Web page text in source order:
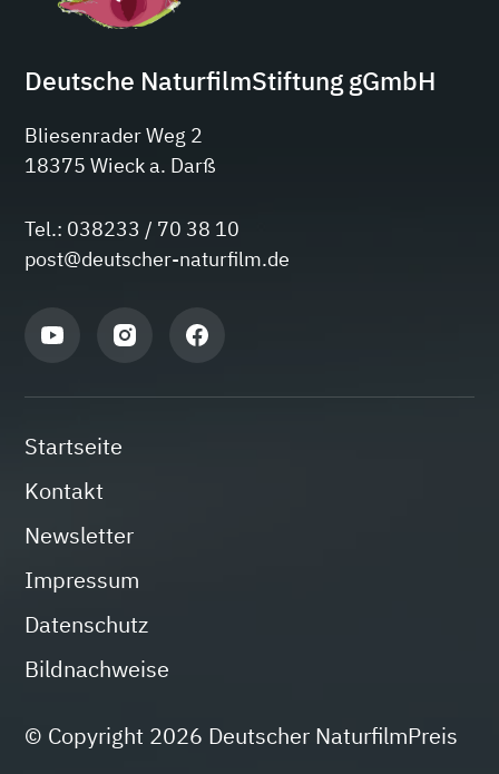
Deutsche NaturfilmStiftung gGmbH
Bliesenrader Weg 2
18375 Wieck a. Darß
Tel.: 038233 / 70 38 10
post@deutscher-naturfilm.de
Startseite
Kontakt
Newsletter
Impressum
Datenschutz
Bildnachweise
© Copyright 2026 Deutscher NaturfilmPreis